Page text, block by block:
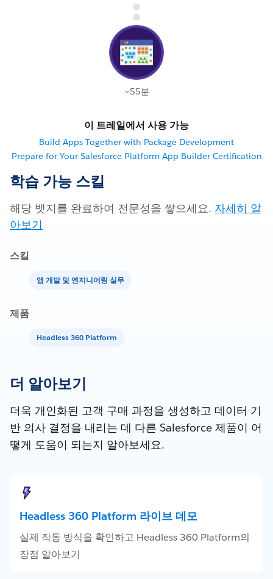
~55분
이 트레일에서 사용 가능
Build Apps Together with Package Development
Prepare for Your Salesforce Platform App Builder Certification
학습 가능 스킬
해당 뱃지를 완료하여 전문성을 쌓으세요. 자세히 알
아보기
스킬
앱 개발 및 엔지니어링 실무
제품
Headless 360 Platform
더 알아보기
더욱 개인화된 고객 구매 과정을 생성하고 데이터 기
반 의사 결정을 내리는 데 다른 Salesforce 제품이 어
떻게 도움이 되는지 알아보세요.
Headless 360 Platform 라이브 데모
실제 작동 방식을 확인하고 Headless 360 Platform의
장점 알아보기